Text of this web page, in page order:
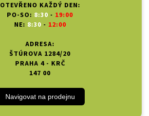
OTEVŘENO KAŽDÝ DEN:
PO-SO: 8:30 - 19:00
NE: 8:30 - 12:00
ADRESA:
ŠTÚROVA 1284/20
PRAHA 4 - KRČ
147 00
Navigovat na prodejnu